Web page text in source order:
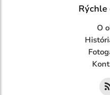
Rýchle
O